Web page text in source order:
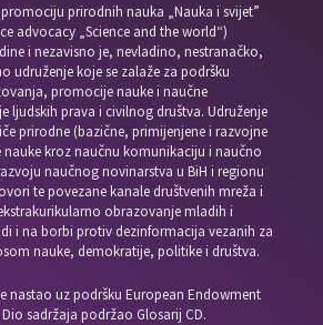
prirodnih nauka „Nauka i svijet”
advocacy „Science and the world“)
i nezavisno je, nevladino, nestranačko,
udruženje koje se zalaže za podršku
promocije nauke i naučne
ljudskih prava i civilnog društva. Udruženje
prirodne (bazične, primijenjene i razvojne
nauke kroz naučnu komunikaciju i naučno
naučnog novinarstva u BiH i regionu
te povezane kanale društvenih mreža i
obrazovanje mladih i
i na borbi protiv dezinformacija vezanih za
nauke, demokratije, politike i društva.
nastao uz podršku European Endowment
sadržaja podržao Glosarij CD.